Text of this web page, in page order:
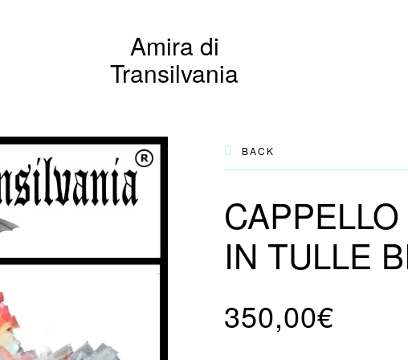
Amira di
Transilvania
BACK
IN TULLE
350,00€